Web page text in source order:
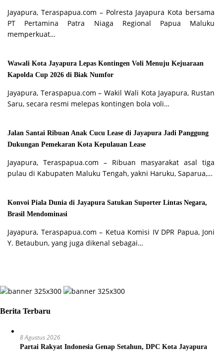
Jayapura, Teraspapua.com – Polresta Jayapura Kota bersama
PT Pertamina Patra Niaga Regional Papua Maluku
memperkuat…
Wawali Kota Jayapura Lepas Kontingen Voli Menuju Kejuaraan
Kapolda Cup 2026 di Biak Numfor
Jayapura, Teraspapua.com – Wakil Wali Kota Jayapura, Rustan
Saru, secara resmi melepas kontingen bola voli…
Jalan Santai Ribuan Anak Cucu Lease di Jayapura Jadi Panggung
Dukungan Pemekaran Kota Kepulauan Lease
Jayapura, Teraspapua.com – Ribuan masyarakat asal tiga
pulau di Kabupaten Maluku Tengah, yakni Haruku, Saparua,…
Konvoi Piala Dunia di Jayapura Satukan Suporter Lintas Negara,
Brasil Mendominasi
Jayapura, Teraspapua.com – Ketua Komisi IV DPR Papua, Joni
Y. Betaubun, yang juga dikenal sebagai…
Berita Terbaru
8 Agustus 2026
Partai Rakyat Indonesia Genap Setahun, DPC Kota Jayapura